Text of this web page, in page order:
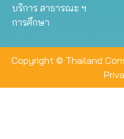
บริการ สาธารณะ ฯ
การศึกษา
Copyright © Thailand